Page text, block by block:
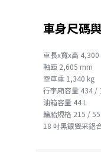
車身尺碼
車長x寬x高
軸距 2,605 mm
空車重 1,340 kg
行李廂容量 434 /
油箱容量 44 L
輪胎規格 215 /
18 吋黑銀雙采鋁